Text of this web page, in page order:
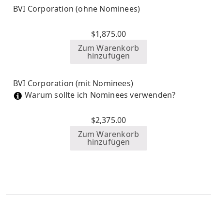
BVI Corporation (ohne Nominees)
$1,875.00
Zum Warenkorb
hinzufügen
BVI Corporation (mit Nominees)
Warum sollte ich Nominees verwenden?
$2,375.00
Zum Warenkorb
hinzufügen